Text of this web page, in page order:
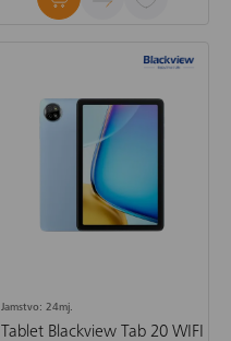
Jamstvo: 24mj.
Tablet Blackview Tab 20 WIFI